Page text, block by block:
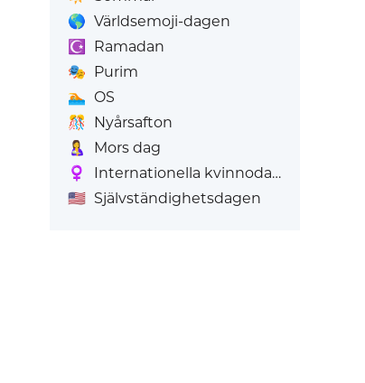
🌎 Världsemoji-dagen
☪️
Ramadan
🎭 Purim
🏊 OS
🎊
Nyårsafton
🤱
Mors dag
♀️
Internationella kvinnodagen
🇺🇸 Självständighetsdagen